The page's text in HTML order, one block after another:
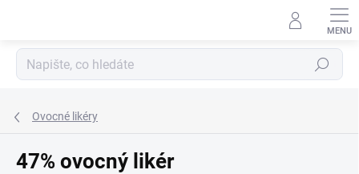
Hledat
Ovocné likéry
47% ovocný likér